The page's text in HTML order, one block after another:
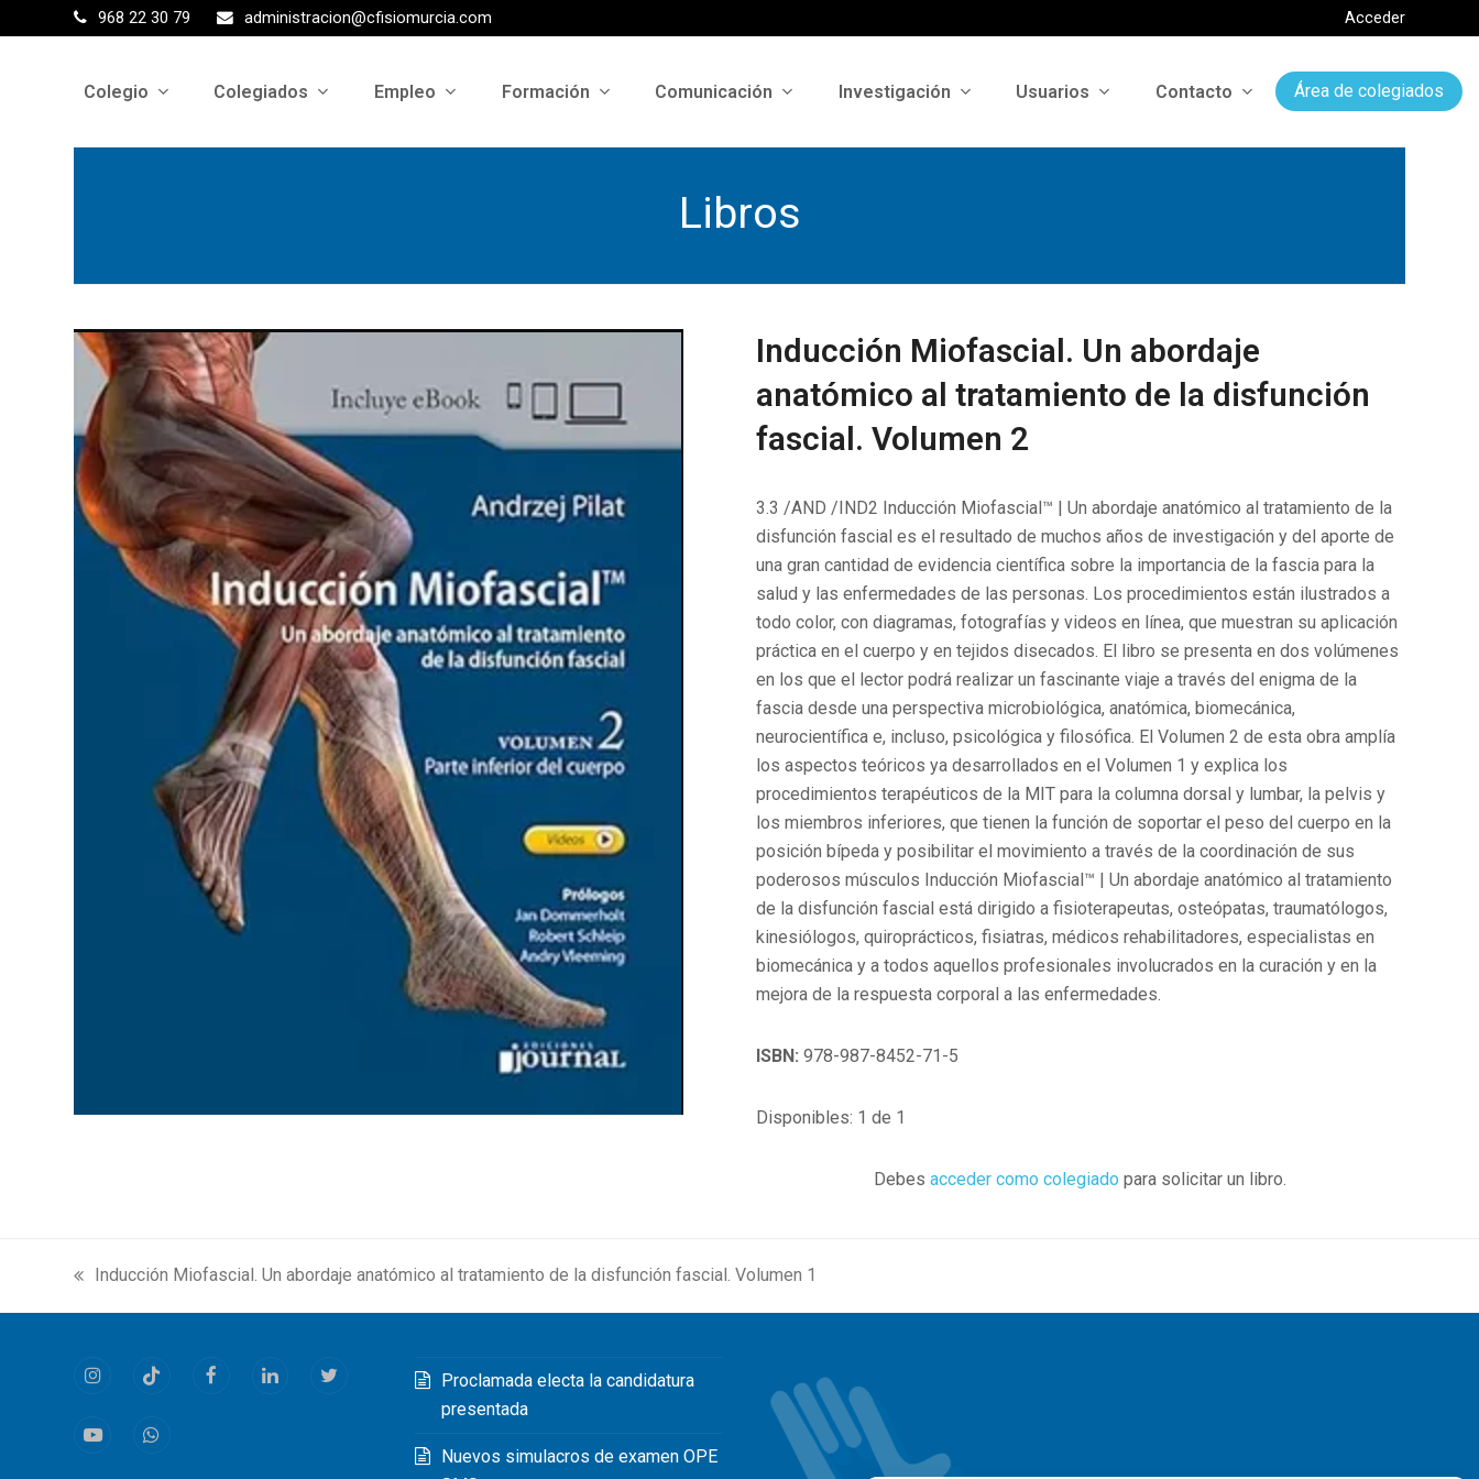
968 22 30 79 administracion@cfisiomurcia.com Acceder
Colegio Colegiados Empleo Formación Comunicación Investigación Usuarios Contacto Área de colegiados
Libros
Inducción Miofascial. Un abordaje
anatómico al tratamiento de la disfunción
fascial. Volumen 2
3.3 /AND /IND2 Inducción Miofascial™ | Un abordaje anatómico al tratamiento de la
disfunción fascial es el resultado de muchos años de investigación y del aporte de
una gran cantidad de evidencia científica sobre la importancia de la fascia para la
salud y las enfermedades de las personas. Los procedimientos están ilustrados a
todo color, con diagramas, fotografías y videos en línea, que muestran su aplicación
práctica en el cuerpo y en tejidos disecados. El libro se presenta en dos volúmenes
en los que el lector podrá realizar un fascinante viaje a través del enigma de la
fascia desde una perspectiva microbiológica, anatómica, biomecánica,
neurocientífica e, incluso, psicológica y filosófica. El Volumen 2 de esta obra amplía
los aspectos teóricos ya desarrollados en el Volumen 1 y explica los
procedimientos terapéuticos de la MIT para la columna dorsal y lumbar, la pelvis y
los miembros inferiores, que tienen la función de soportar el peso del cuerpo en la
posición bípeda y posibilitar el movimiento a través de la coordinación de sus
poderosos músculos Inducción Miofascial™ | Un abordaje anatómico al tratamiento
de la disfunción fascial está dirigido a fisioterapeutas, osteópatas, traumatólogos,
kinesiólogos, quiroprácticos, fisiatras, médicos rehabilitadores, especialistas en
biomecánica y a todos aquellos profesionales involucrados en la curación y en la
mejora de la respuesta corporal a las enfermedades.
ISBN: 978-987-8452-71-5
Disponibles: 1 de 1
Debesacceder como colegiado para solicitar un libro.
previous
post:
Inducción Miofascial. Un abordaje anatómico al tratamiento de la disfunción fascial. Volumen 1
InstagramTiktok FacebookLinkedInTwitter
YoutubeWhatsapp
Proclamada electa la candidatura
presentada
Nuevos simulacros de examen OPE